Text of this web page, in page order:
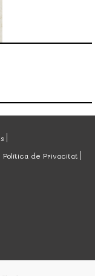
Política de Privacitat